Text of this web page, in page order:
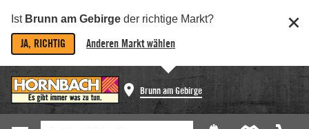
Ist Brunn am Gebirge der richtige Markt?
JA, RICHTIG Anderen Markt wählen
Brunn am Gebirge